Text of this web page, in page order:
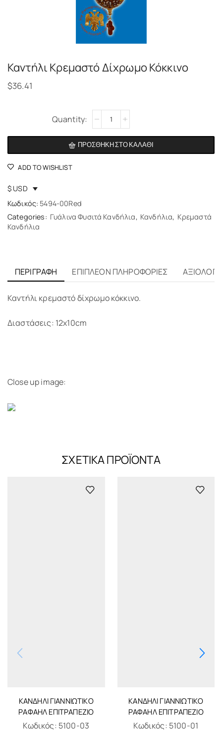
Καντήλι Κρεμαστό Δίχρωμο Κόκκινο
$36.41
ΠΡΟΣΘΉΚΗ ΣΤΟ ΚΑΛΆΘΙ
Alternative:
ADD TO WISHLIST
$ USD
Κωδικός: 5494-00Red
Categories: Γυάλινα Φυσιτά Κανδήλια, Κανδήλια, Κρεμαστά
Κανδήλια
ΠΕΡΙΓΡΑΦΉ ΕΠΙΠΛΈΟΝ ΠΛΗΡΟΦΟΡΊΕΣ
Καντήλι κρεμαστό δίχρωμο κόκκινο.
Διαστάσεις: 12x10cm
Close up image:
ΣΧΕΤΙΚΆ ΠΡΟΪΌΝΤΑ
ΚΑΝΔΉΛΙ ΓΙΑΝΝΙΏΤΙΚΟ
ΡΑΦΑΉΛ ΕΠΙΤΡΑΠΈΖΙΟ
Κωδικός: 5100-03
ΚΑΝΔΉΛΙ ΓΙΑΝΝΙΏΤΙΚΟ
ΡΑΦΑΉΛ ΕΠΙΤΡΑΠΈΖΙΟ
Κωδικός: 5100-01